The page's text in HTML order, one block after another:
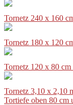
Tornetz 240 x 160
Tornetz 180 x 120
Tornetz 120 x 80
Tornetz 3,10 x 2,10
Tortiefe oben 80 cm